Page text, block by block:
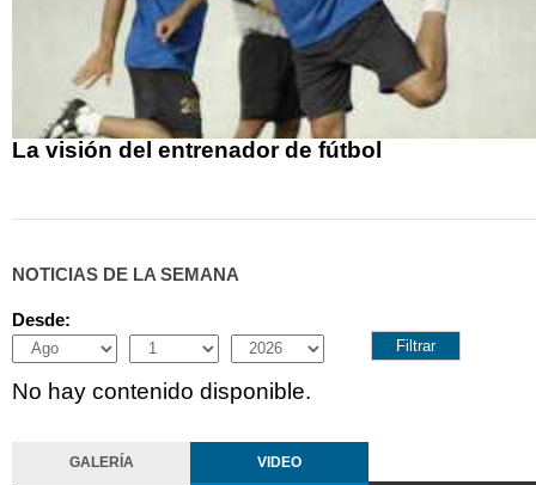
La visión del entrenador de fútbol
NOTICIAS DE LA SEMANA
Desde:
Month
Day Year
No hay contenido disponible.
GALERÍA VIDEO